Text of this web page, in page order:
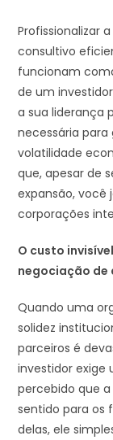
Profissionalizar
consultivo
funcionam
de um
a sua liderança
necessária
volatilidade
que, apesar de
expansão, você
corporações
O custo
negociação
Quando uma
solidez
parceiros é
investidor exige
percebido que
sentido para os
delas, ele